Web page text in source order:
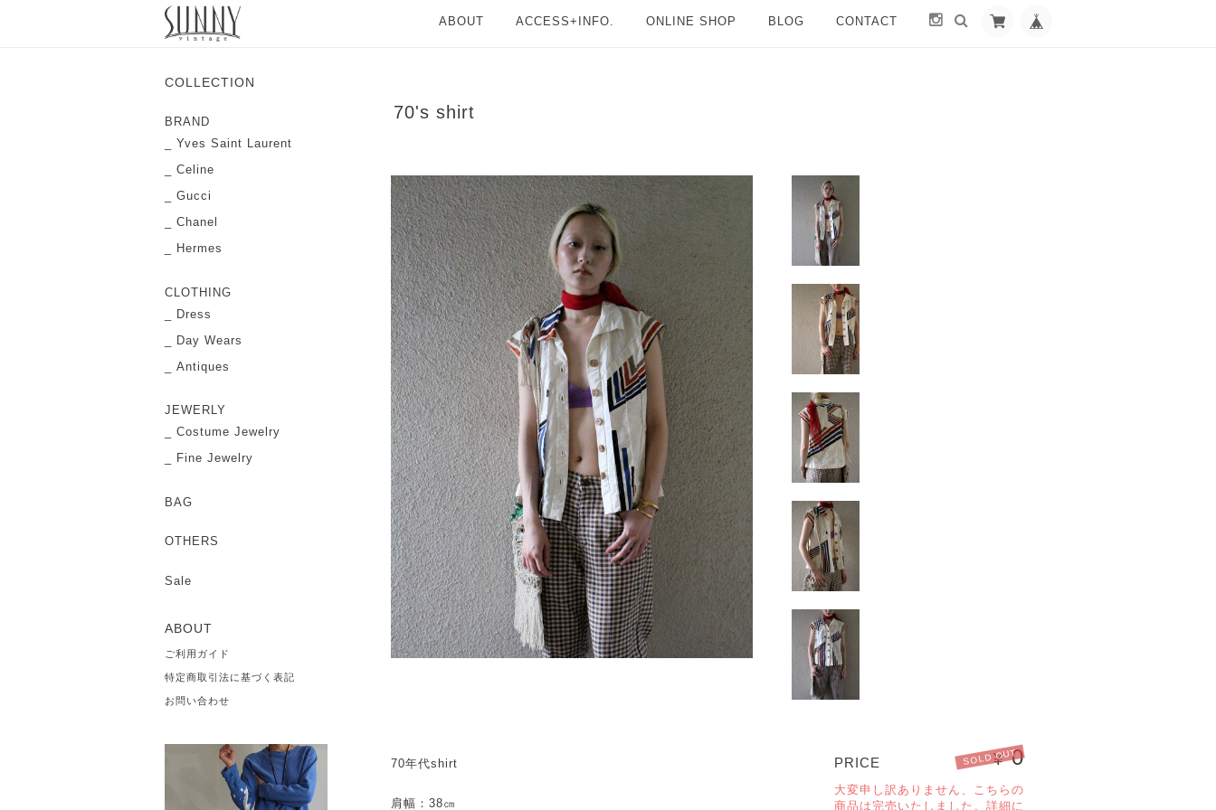
ABOUT ACCESS+INFO. ONLINE SHOP BLOG CONTACT
70's shirt
70年代shirt
肩幅：38㎝
PRICE ¥0
SOLD OUT
大変申し訳ありません、こちらの
商品は完売いたしました。詳細に
COLLECTION
BRAND
Yves Saint Laurent
Celine
Gucci
Chanel
Hermes
CLOTHING
Dress
Day Wears
Antiques
JEWERLY
Costume Jewelry
Fine Jewelry
BAG
OTHERS
Sale
ABOUT
ご利用ガイド
特定商取引法に基づく表記
お問い合わせ